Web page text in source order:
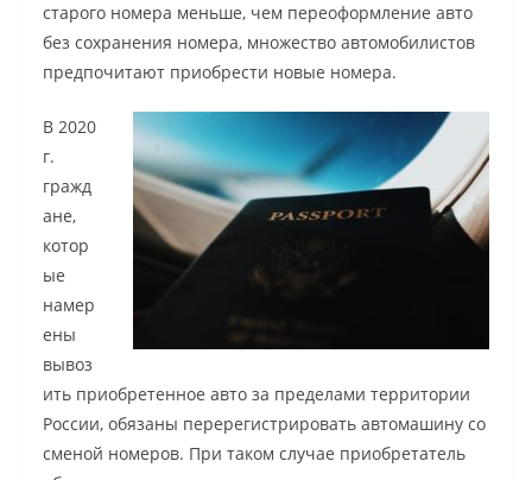
старого номера меньше, чем переоформление авто
без сохранения номера, множество автомобилистов
предпочитают приобрести новые номера.
В 2020
г.
гражд
ане,
котор
ые
намер
ены
вывоз
ить приобретенное авто за пределами территории
России, обязаны перерегистрировать автомашину со
сменой номеров. При таком случае приобретатель